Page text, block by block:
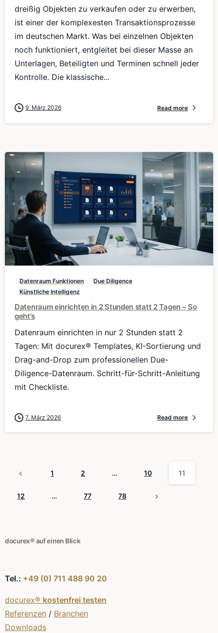
dreißig Objekten zu verkaufen oder zu erwerben,
ist einer der komplexesten Transaktionsprozesse
im deutschen Markt. Was bei einzelnen Objekten
noch funktioniert, entgleitet bei dieser Masse an
Unterlagen, Beteiligten und Terminen schnell jeder
Kontrolle. Die klassische...
9. März 2026 Read more
Datenraum Funktionen
Due Diligence
Künstliche Intelligenz
Datenraum einrichten in 2 Stunden statt 2 Tagen – So
geht’s
Datenraum einrichten in nur 2 Stunden statt 2
Tagen: Mit docurex® Templates, KI-Sortierung und
Drag-and-Drop zum professionellen Due-
Diligence-Datenraum. Schritt-für-Schritt-Anleitung
mit Checkliste.
7. März 2026 Read more
1 2 … 10 11
12 … 77 78
docurex® auf einen Blick
Tel.: +49 (0) 711 488 90 20
docurex® kostenfrei testen
Referenzen / Branchen
Downloads